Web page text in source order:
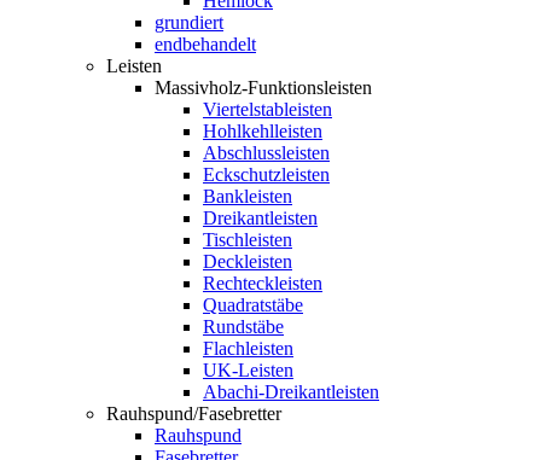
grundiert
endbehandelt
Leisten
Massivholz-Funktionsleisten
Viertelstableisten
Hohlkehlleisten
Abschlussleisten
Eckschutzleisten
Bankleisten
Dreikantleisten
Tischleisten
Deckleisten
Rechteckleisten
Quadratstäbe
Rundstäbe
Flachleisten
UK-Leisten
Abachi-Dreikantleisten
Rauhspund/Fasebretter
Rauhspund